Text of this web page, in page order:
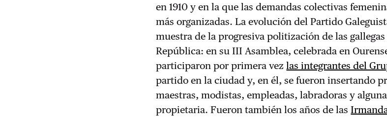
en 1910 y en la que las demandas colectivas
más organizadas. La evolución del Partido
muestra de la progresiva politización de las
República: en su III Asamblea, celebrada en
participaron por primera vezlas integrantes del
partido en la ciudad y, en él, se fueron insertando
maestras, modistas, empleadas, labradoras y
propietaria. Fueron también los años de las